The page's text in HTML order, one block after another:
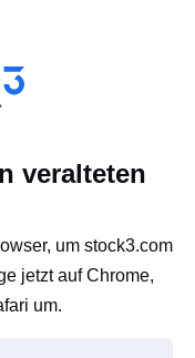
veralteten
um stock3.com
jetzt auf Chrome,
um.